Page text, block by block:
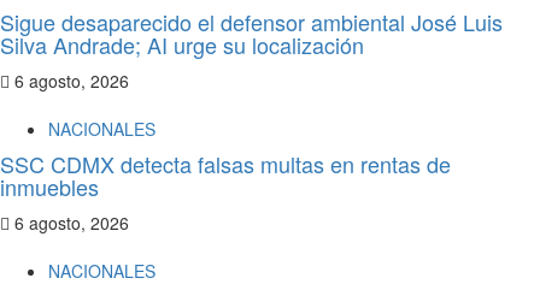
Sigue desaparecido el defensor ambiental José Luis
Silva Andrade; AI urge su localización
6 agosto, 2026
NACIONALES
SSC CDMX detecta falsas multas en rentas de
inmuebles
6 agosto, 2026
NACIONALES